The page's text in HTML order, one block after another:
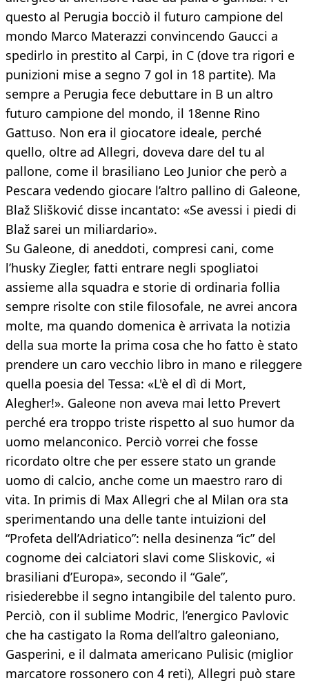
questo al Perugia bocciò il futuro campione del
mondo Marco Materazzi convincendo Gaucci a
spedirlo in prestito al Carpi, in C (dove tra rigori e
punizioni mise a segno 7 gol in 18 partite). Ma
sempre a Perugia fece debuttare in B un altro
futuro campione del mondo, il 18enne Rino
Gattuso. Non era il giocatore ideale, perché
quello, oltre ad Allegri, doveva dare del tu al
pallone, come il brasiliano Leo Junior che però a
Pescara vedendo giocare l’altro pallino di Galeone,
Blaž Slišković disse incantato: «Se avessi i piedi di
Blaž sarei un miliardario».
Su Galeone, di aneddoti, compresi cani, come
l’husky Ziegler, fatti entrare negli spogliatoi
assieme alla squadra e storie di ordinaria follia
sempre risolte con stile filosofale, ne avrei ancora
molte, ma quando domenica è arrivata la notizia
della sua morte la prima cosa che ho fatto è stato
prendere un caro vecchio libro in mano e rileggere
quella poesia del Tessa: «L'è el dì di Mort,
Alegher!». Galeone non aveva mai letto Prevert
perché era troppo triste rispetto al suo humor da
uomo melanconico. Perciò vorrei che fosse
ricordato oltre che per essere stato un grande
uomo di calcio, anche come un maestro raro di
vita. In primis di Max Allegri che al Milan ora sta
sperimentando una delle tante intuizioni del
“Profeta dell’Adriatico”: nella desinenza “ic” del
cognome dei calciatori slavi come Sliskovic, «i
brasiliani d’Europa», secondo il “Gale”,
risiederebbe il segno intangibile del talento puro.
Perciò, con il sublime Modric, l’energico Pavlovic
che ha castigato la Roma dell’altro galeoniano,
Gasperini, e il dalmata americano Pulisic (miglior
marcatore rossonero con 4 reti), Allegri può stare